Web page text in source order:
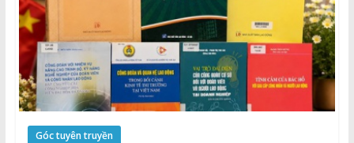
Góc tuyên truyền